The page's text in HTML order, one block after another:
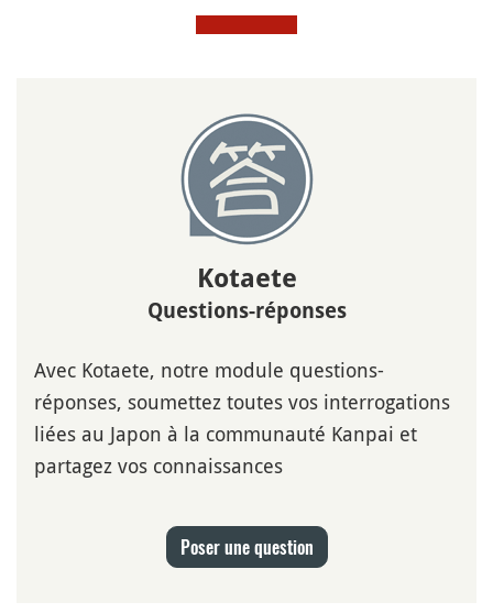
Kotaete
Questions-réponses
Avec Kotaete, notre module questions-
réponses, soumettez toutes vos interrogations
liées au Japon à la communauté Kanpai et
partagez vos connaissances
Poser une question